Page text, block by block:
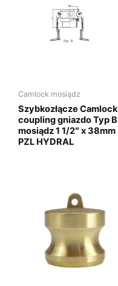
Camlock mosiądz
Szybkozłącze Camlock
coupling gniazdo Typ B
mosiądz 1 1/2″ x 38mm
PZL HYDRAL